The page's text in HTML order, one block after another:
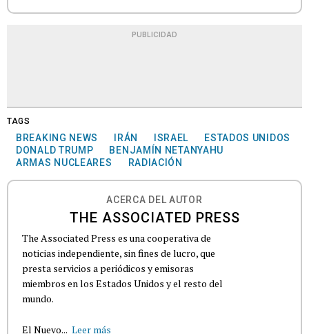
PUBLICIDAD
TAGS
BREAKING NEWS IRÁN ISRAEL
ESTADOS UNIDOS
DONALD TRUMP
BENJAMÍN NETANYAHU
ARMAS NUCLEARES
RADIACIÓN
ACERCA DEL AUTOR
THE ASSOCIATED PRESS
The Associated Press es una cooperativa de
noticias independiente, sin fines de lucro, que
presta servicios a periódicos y emisoras
miembros en los Estados Unidos y el resto del
mundo.
El Nuevo... Leer más